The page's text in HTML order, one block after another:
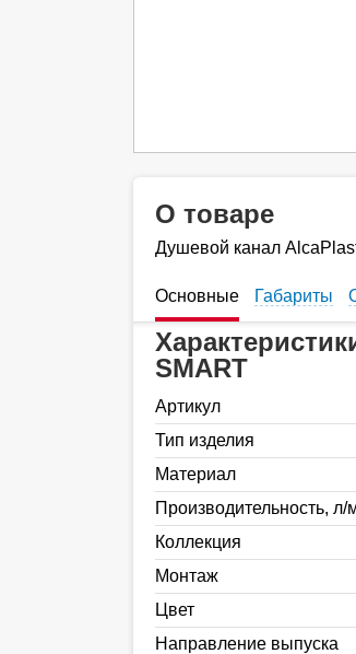
О товаре
Душевой канал
Основные Габариты
SMART
Артикул
Тип изделия
Материал
Производительность, л/
Коллекция
Монтаж
Цвет
Направление выпуска